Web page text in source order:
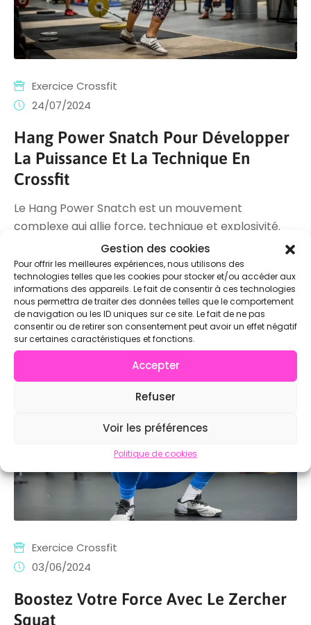
Gestion des cookies
Pour offrir les meilleures expériences, nous utilisons des
technologies telles que les cookies pour stocker et/ou accéder aux
informations des appareils. Le fait de consentir à ces technologies
nous permettra de traiter des données telles que le comportement
de navigation ou les ID uniques sur ce site. Le fait de ne pas
consentir ou de retirer son consentement peut avoir un effet négatif
sur certaines caractéristiques et fonctions.
Accepter
Refuser
Voir les préférences
Politique de cookies
Exercice Crossfit
24/07/2024
Hang Power Snatch Pour Développer
La Puissance Et La Technique En
Crossfit
Le Hang Power Snatch est un mouvement
complexe qui allie force, technique et explosivité.
Cet exercice, incontournable en Crossfit,
View detail
Exercice Crossfit
03/06/2024
Boostez Votre Force Avec Le Zercher
Squat